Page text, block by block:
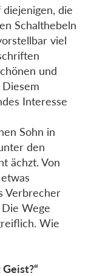
die
Schalthebeln
viel
und
Interesse
Sohn in
den
ächzt. Von
Verbrecher
Wege
Wie